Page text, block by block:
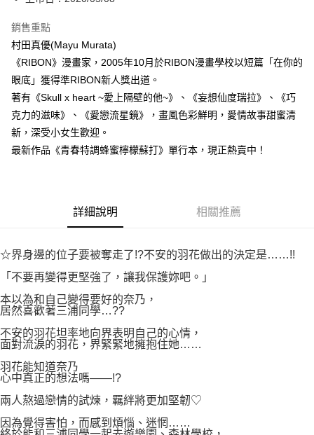
２．訂單成立數日內，您將收到繳費通知簡訊。
ATM／網路銀行／等多元方式進行付款，方視為交易完成。
※ 請注意：結帳手續完成當下不需立刻繳費，但若您需要取消訂單，請聯絡
購買商品的店家。未經商家同意取消之訂單仍視為有效，需透過AFTEE先享
後付繳納相關費用。
※ 交易是否成功請以「AFTEE先享後付 」之結帳頁面顯示為準，若有關於
是否繳費成功／繳費後需取消欲退款等相關疑問，請聯繫「AFTEE先享後付
【注意事項】
１．透過由恩沛科技股份有限公司提供之「AFTEE先享後付」服務完成之交
易，需依本服務之必要範圍內提供個人資料，並將交易相關給付款項請求債
３．未成年的使用者請事先徵得法定代理人或監護人之同意方可使用
「AFTEE先享後付」，若未經同意申辦者引起之損失，本公司不負相關責
時審查核予不同之上限額度；若仍有額度不足之情形，本公司將視審查結果
請求用戶進行身份認證。
５．嚴禁一人註冊多個帳號或使用他人資訊註冊。若發現惡意使用之情形，
恩沛科技股份有限公司將有權停止該用戶之使用額度並採取法律行動。
每筆NT$80，滿NT$500(含以上)免運費
付款後萊爾富取貨
每筆NT$80，滿NT$500(含以上)免運費
7-11取貨付款
每筆NT$80，滿NT$500(含以上)免運費
國家/地區配送 查看運費
銷售重點
村田真優(Mayu Murata)
《RIBON》漫畫家，2005年10月於RIBON漫畫學校以短篇「在你的
眼底」獲得準RIBON新人獎出道。
著有《Skull x heart ~愛上隔壁的他~》、《妄想仙度瑞拉》、《巧
克力的滋味》、《愛戀流星鏡》，畫風色彩鮮明，愛情故事甜蜜清
新，深受小女生歡迎。
最新作品《青春特調蜂蜜檸檬蘇打》單行本，現正熱賣中！
詳細說明 相關推薦
☆界身邊的位子要被奪走了!?不安的羽花做出的決定是……!!
「不要再變得更堅強了，讓我保護妳吧。」
本以為和自己變得要好的奈乃，
居然喜歡著三浦同學…??
不安的羽花坦率地向界表明自己的心情，
面對流淚的羽花，界緊緊地擁抱住她……
羽花能知道奈乃
心中真正的想法嗎——!?
兩人熬過戀情的試煉，羈絆將更加堅韌♡
因為覺得害怕，而感到煩惱、迷惘……